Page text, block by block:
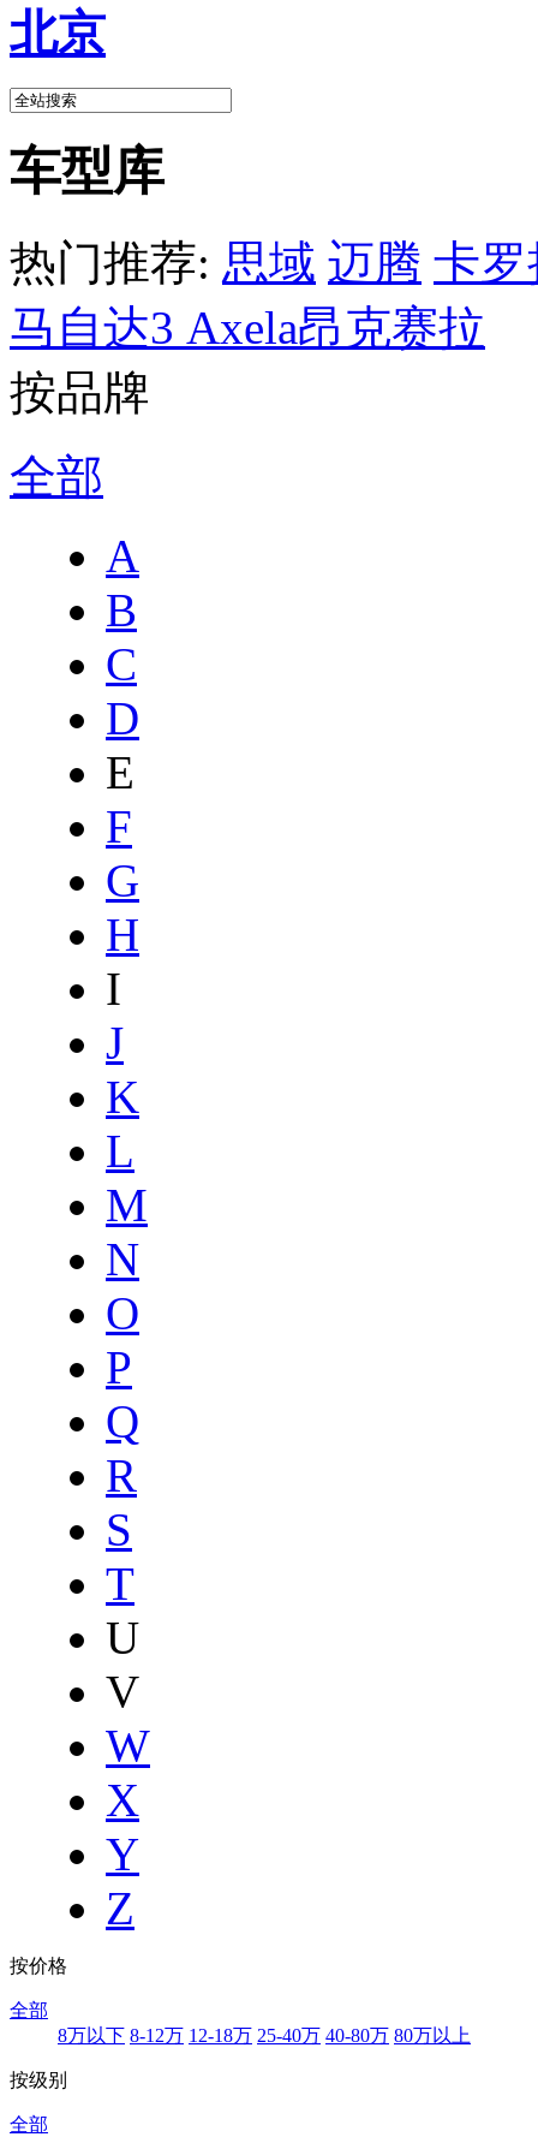
北京
车型库
热门推荐: 思域 迈腾 卡罗
马自达3 Axela昂克赛拉
按品牌
全部
A
B
C
D
E
F
G
H
I
J
K
L
M
N
O
P
Q
R
S
T
U
V
W
X
Y
Z
按价格
全部
8万以下 8-12万 12-18万 25-40万 40-80万 80万以上
按级别
全部